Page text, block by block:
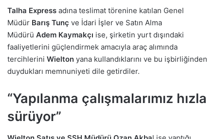
Talha Express adına teslimat törenine katılan Genel
Müdür Barış Tunç ve İdari İşler ve Satın Alma
Müdürü Adem Kaymakçı ise, şirketin yurt dışındaki
faaliyetlerini güçlendirmek amacıyla araç alımında
tercihlerini Wielton yana kullandıklarını ve bu işbirliğinden
duydukları memnuniyeti dile getirdiler.
“Yapılanma çalışmalarımız hızla
sürüyor”